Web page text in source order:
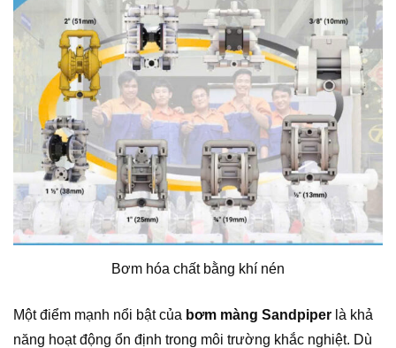
Bơm hóa chất bằng khí nén
Một điểm mạnh nổi bật của bơm màng Sandpiper là khả
năng hoạt động ổn định trong môi trường khắc nghiệt. Dù